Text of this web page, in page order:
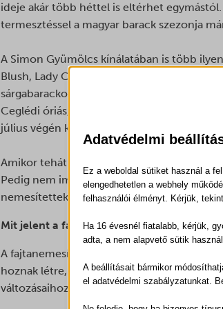
ideje akár több héttel is eltérhet
termesztéssel a magyar barack szezonja
A Simon Gyümölcs kínálatában is több
Blush, Lady Cot, Tsunami és Pinkcot fajták,
sárgabarackot adnak. Ezeket később
Ceglédi óriás, Gönci, Ceglédi bíbor és a
július végén kerülnek szedésre.
Amikor tehát nálunk megjelenik az első
Pedig nem import gyümölcsről van szó,
nemesítettek, hogy hamarabb érjenek,
Mit jelent a fajtanemesítés?
A fajtanemesítés hosszú évek, gyakran
hoznak létre, amelyek ellenállóbbak a
változásaihoz, és különböző időpontokban
Adatvédelmi
Ez a weboldal sütiket használ a
elengedhetetlen a webhely
felhasználói élményt. Kérjük,
Ha 16 évesnél fiatalabb, kérjük,
adta, a nem alapvető sütik
A beállításait bármikor
el adatvédelmi szabályzatunkat.